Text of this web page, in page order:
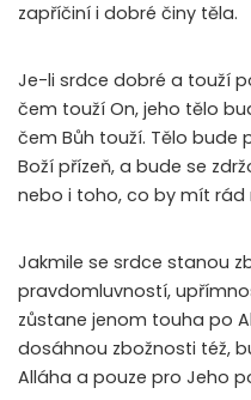
zapříčiní i dobré činy těla.
Je-li srdce dobré a touží
čem touží On, jeho tělo
čem Bůh touží. Tělo bude
Boží přízeň, a bude se
nebo i toho, co by mít rád
Jakmile se srdce stanou
pravdomluvností,
zůstane jenom touha po
dosáhnou zbožnosti též,
Alláha a pouze pro Jeho